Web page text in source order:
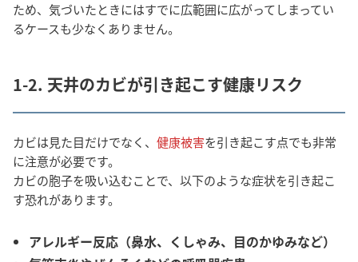
ため、気づいたときにはすでに広範囲に広がってしまってい
るケースも少なくありません。
1-2. 天井のカビが引き起こす健康リスク
カビは見た目だけでなく、 健康被害を引き起こす点でも非常
に注意が必要です。
カビの胞子を吸い込むことで、以下のような症状を引き起こ
す恐れがあります。
アレルギー反応（鼻水、くしゃみ、目のかゆみなど）